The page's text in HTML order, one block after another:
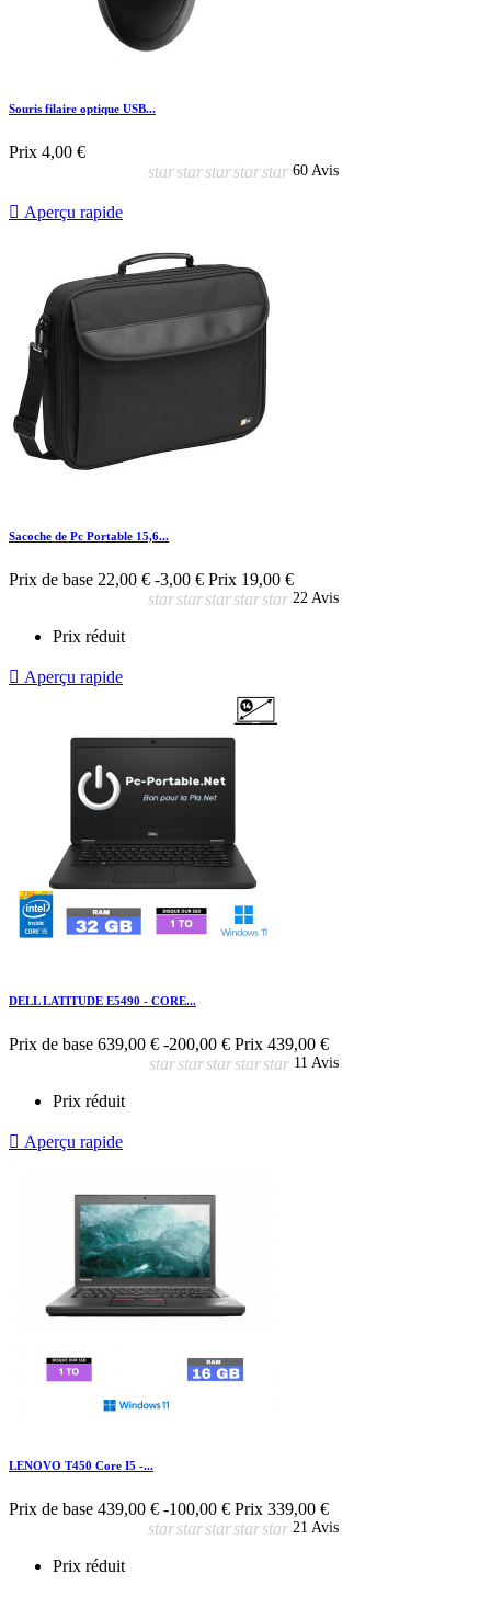
Souris filaire optique USB...
Prix 4,00 €
starstarstarstarstar 60 Avis
 Aperçu rapide
Sacoche de Pc Portable 15,6...
Prix de base 22,00 € -3,00 € Prix 19,00 €
starstarstarstarstar 22 Avis
Prix réduit
 Aperçu rapide
DELL LATITUDE E5490 - CORE...
Prix de base 639,00 € -200,00 € Prix 439,00 €
starstarstarstarstar 11 Avis
Prix réduit
 Aperçu rapide
LENOVO T450 Core I5 -...
Prix de base 439,00 € -100,00 € Prix 339,00 €
starstarstarstarstar 21 Avis
Prix réduit